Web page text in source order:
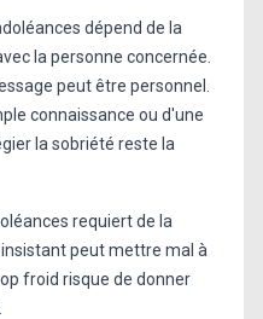
dépend de la
la personne concernée.
peut être personnel.
connaissance ou d'une
la sobriété reste la
requiert de la
peut mettre mal à
froid risque de donner